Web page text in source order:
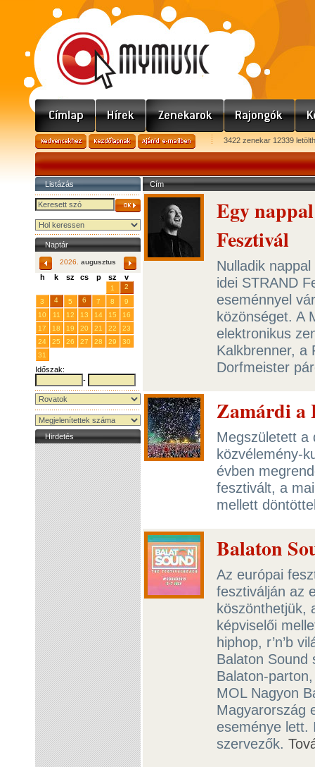
3422 zenekar 12339
Listázás
Naptár
2026. augusztus
h k sz cs p sz v
1
2
3
4 5 6 7 8
9
10
11 12 13 14 15
16
17
18 19 20 21 22
23
24
25 26 27 28 29
30
31
Időszak:
-
Hirdetés
Cím
Egy
Fesztivál
Nulladik
idei STRAND
eseménnyel
közönséget. A
elektronikus
Kalkbrenner, a
Dorfmeister
Zamárdi a
Megszületett a
közvélemény-
évben
fesztivált, a
mellett
Balaton
Az európai
fesztiválján az
köszönthetjük,
képviselői
hiphop, r’n’b
Balaton Sound
Balaton-
MOL Nagyon
Magyarország
eseménye lett.
szervezők.